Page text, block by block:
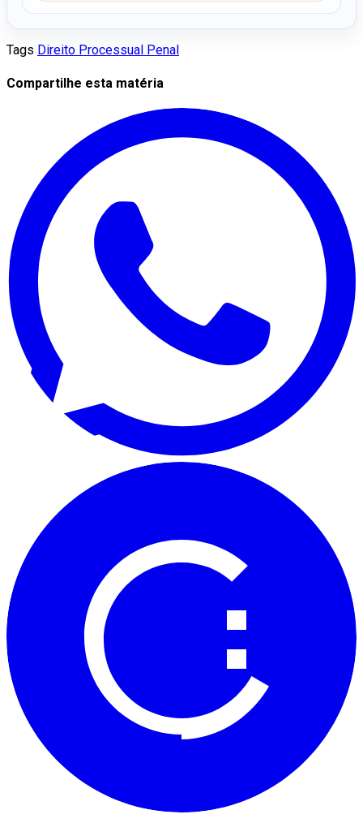
Tags Direito Processual Penal
Compartilhe esta matéria